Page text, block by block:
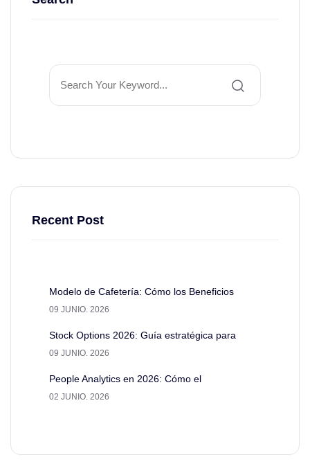
Recent Post
Modelo de Cafetería: Cómo los Beneficios
09 JUNIO. 2026
Stock Options 2026: Guía estratégica para
09 JUNIO. 2026
People Analytics en 2026: Cómo el
02 JUNIO. 2026